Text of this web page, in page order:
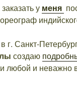
у меня
г. Санкт-
создаю
любой и неважно